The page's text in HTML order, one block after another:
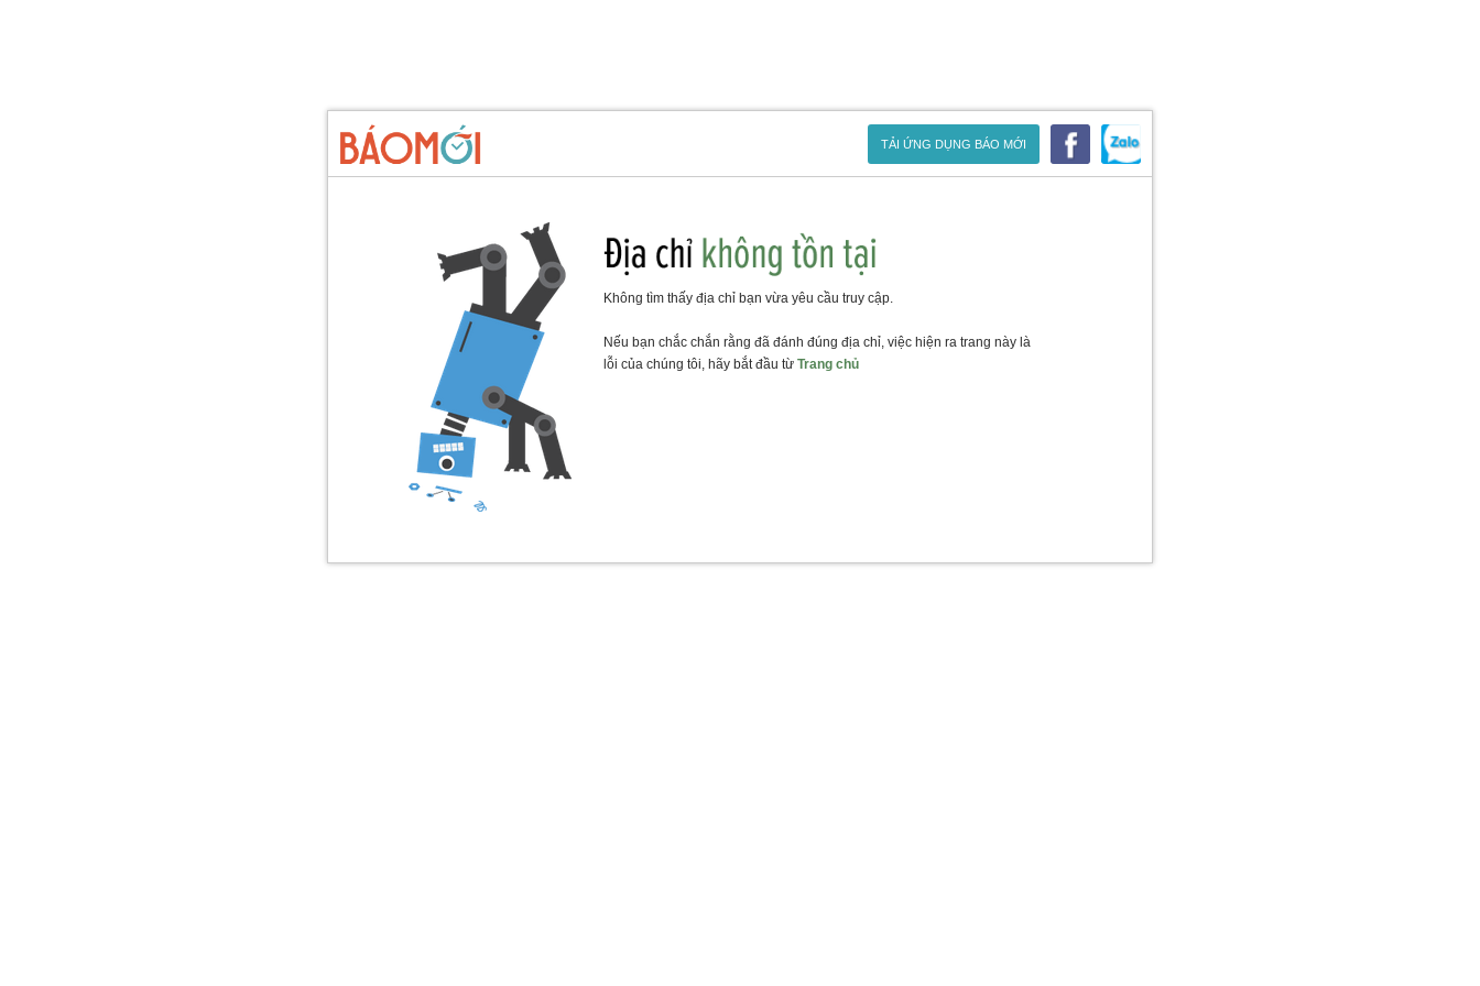
TẢI ỨNG DỤNG BÁO MỚI
Không tìm thấy địa chỉ bạn vừa yêu cầu truy cập.
Nếu bạn chắc chắn rằng đã đánh đúng địa chỉ, việc hiện ra trang này là
lỗi của chúng tôi, hãy bắt đầu từ Trang chủ